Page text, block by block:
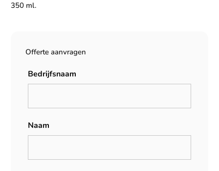
350 ml.
Offerte aanvragen
Bedrijfsnaam
Naam